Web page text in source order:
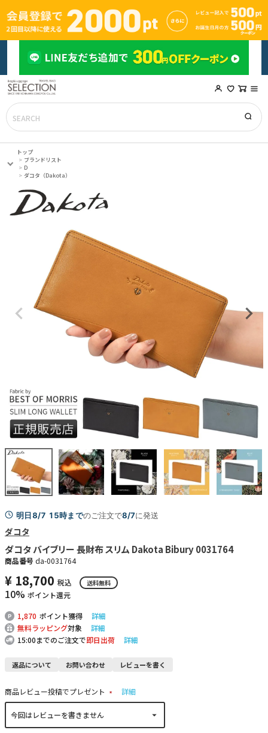
トップ
ブランドリスト
D
ダコタ（Dakota）
明日8/7 15時までのご注文で8/7に発送
ダコタ
ダコタ バイブリー 長財布 スリム Dakota Bibury 0031764
商品番号 da-0031764
¥ 18,700 税込 送料無料
10% ポイント還元
1,870 ポイント獲得
詳細
無料ラッピング対象
詳細
15:00までのご注文で即日出荷 詳細
返品について お問い合わせ レビューを書く
商品レビュー投稿でプレゼント
(
詳細